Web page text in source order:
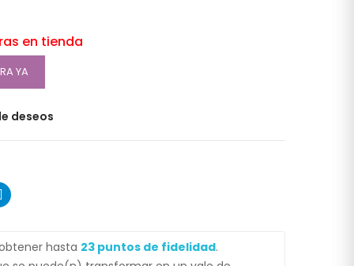
en tienda
YA
deseos
hasta 23 puntos de fidelidad.